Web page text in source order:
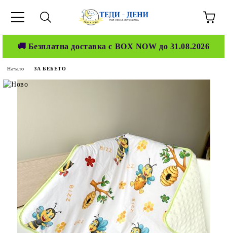
🚚 Безплатна доставка с BOX NOW до 31.08.2026
Начало ЗА БЕБЕТО